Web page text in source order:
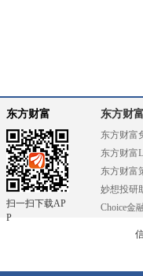
东方财富
扫一扫下载AP
P
东方财
东方财富
东方财富
东方财富
妙想投研
Choice金